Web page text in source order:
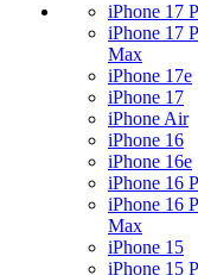
iPhone 17
iPhone 17
Max
iPhone 17e
iPhone 17
iPhone Air
iPhone 16
iPhone 16e
iPhone 16
iPhone 16
Max
iPhone 15
iPhone 15